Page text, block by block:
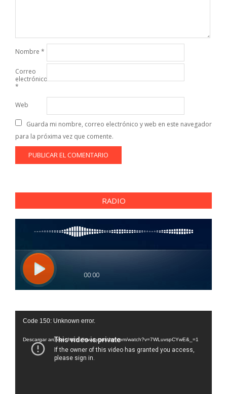
Nombre *
Correo
electrónico
*
Web
Guarda mi nombre, correo electrónico y web en este navegador
para la próxima vez que comente.
RADIO
Reproductor
vídeo
Code 150: Unknown error.
Descargar archivo: https://www.youtube.com/watch?v=7WLuvspCYwE&_=1